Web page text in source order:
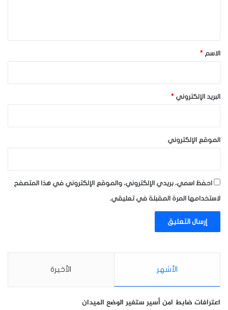
*الاسم *
البريد الإلكتروني *
الموقع الإلكتروني
احفظ اسمي، بريدي الإلكتروني، والموقع الإلكتروني في هذا المتصفح
لاستخدامها المرة المقبلة في تعليقي.
الأشهر الأخيرة
اعترافات ضابط امن أسير ستغير الوضع الميدان